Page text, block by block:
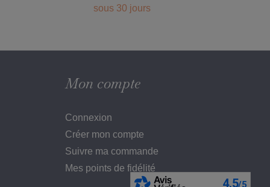
sous 30 jours
Mon compte
Connexion
Créer mon compte
Suivre ma commande
Mes points de fidélité